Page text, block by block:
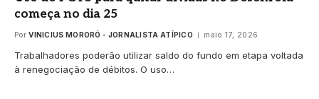
começa no dia 25
Por VINICIUS MORORÓ - JORNALISTA ATÍPICO maio 17, 2026
Trabalhadores poderão utilizar saldo do fundo em etapa voltada
à renegociação de débitos. O uso…